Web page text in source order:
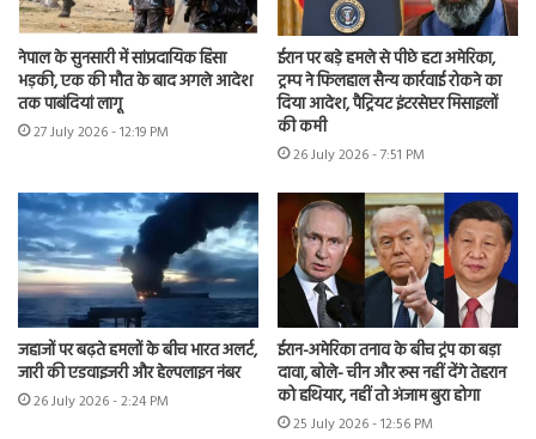
नेपाल के सुनसारी में सांप्रदायिक हिंसा
भड़की, एक की मौत के बाद अगले आदेश
तक पाबंदियां लागू
27 July 2026 - 12:19 PM
ईरान पर बड़े हमले से पीछे हटा अमेरिका,
ट्रम्प ने फिलहाल सैन्य कार्रवाई रोकने का
दिया आदेश, पैट्रियट इंटरसेप्टर मिसाइलों
की कमी
26 July 2026 - 7:51 PM
जहाजों पर बढ़ते हमलों के बीच भारत अलर्ट,
जारी की एडवाइजरी और हेल्पलाइन नंबर
26 July 2026 - 2:24 PM
ईरान-अमेरिका तनाव के बीच ट्रंप का बड़ा
दावा, बोले- चीन और रूस नहीं देंगे तेहरान
को हथियार, नहीं तो अंजाम बुरा होगा
25 July 2026 - 12:56 PM